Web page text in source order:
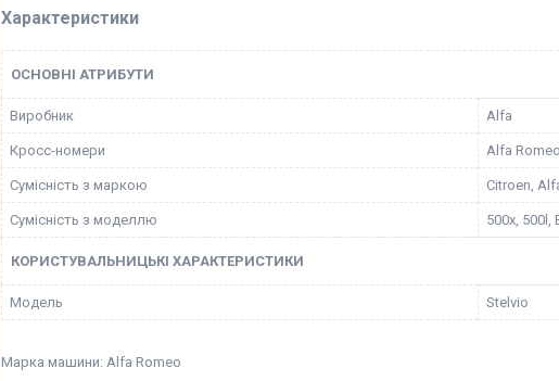
Характеристики
ОСНОВНІ АТРИБУТИ
Виробник Alfa
Кросс-номери Alfa
Сумісність з маркою Citroen,
Сумісність з моделлю 500x, 500l,
КОРИСТУВАЛЬНИЦЬКІ ХАРАКТЕРИСТИКИ
Мoдель Stelvio
Марка машини: Alfa Romeo